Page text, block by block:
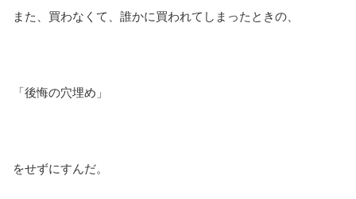
また、買わなくて、誰かに買われてしまったときの、
「後悔の穴埋め」
をせずにすんだ。